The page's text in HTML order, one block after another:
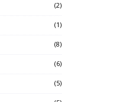
(2)
(1)
(8)
(6)
(5)